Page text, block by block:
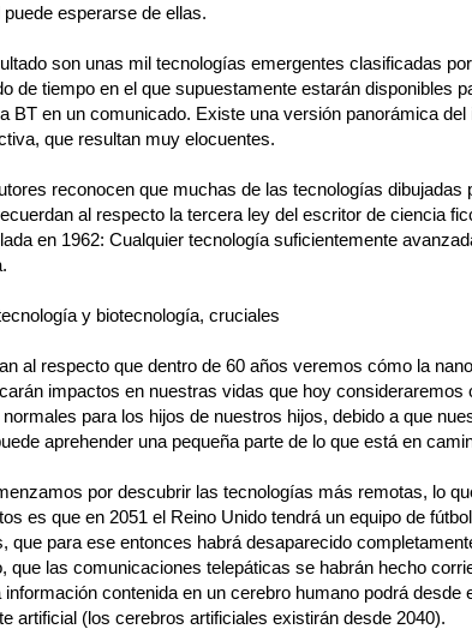
esperarse de ellas.
son unas mil tecnologías emergentes clasificadas
de tiempo en el que supuestamente estarán disponibles
BT en un comunicado. Existe una versión panorámica
que resultan muy elocuentes.
reconocen que muchas de las tecnologías dibujadas
al respecto la tercera ley del escritor de ciencia
en 1962: Cualquier tecnología suficientemente
y biotecnología, cruciales
al respecto que dentro de 60 años veremos cómo la
impactos en nuestras vidas que hoy consideraremos
para los hijos de nuestros hijos, debido a que
aprehender una pequeña parte de lo que está en
por descubrir las tecnologías más remotas, lo
es que en 2051 el Reino Unido tendrá un equipo de
que para ese entonces habrá desaparecido
que las comunicaciones telepáticas se habrán hecho
información contenida en un cerebro humano podrá desde
artificial (los cerebros artificiales existirán desde 2040).